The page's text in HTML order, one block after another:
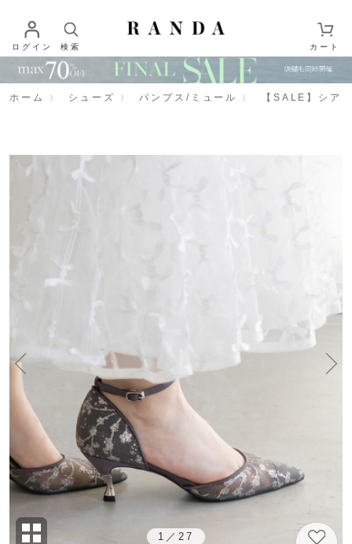
ログイン 検索 カート
ホーム シューズ パンプス/ミュール 【SALE】シア
1 ／ 27